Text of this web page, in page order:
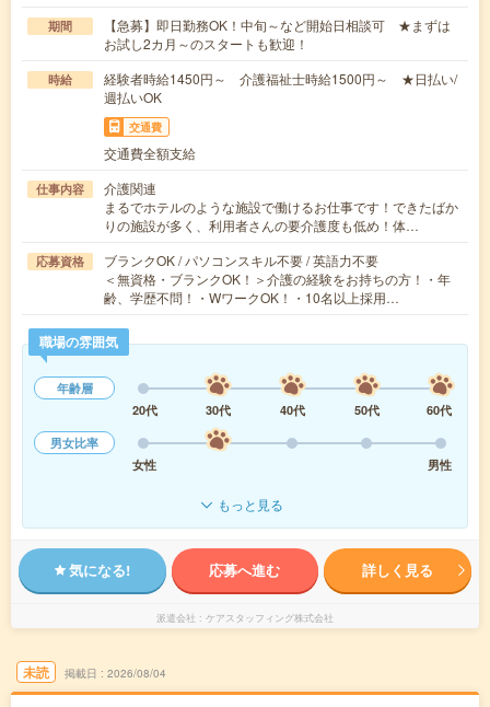
期間
【急募】即日勤務OK！中旬～など開始日相談可 ★まずは
お試し2カ月～のスタートも歓迎！
時給
経験者時給1450円～ 介護福祉士時給1500円～ ★日払い/
週払いOK
交通費
交通費全額支給
仕事内容
介護関連
まるでホテルのような施設で働けるお仕事です！できたばか
りの施設が多く、利用者さんの要介護度も低め！体…
応募資格
ブランクOK / パソコンスキル不要 / 英語力不要
＜無資格・ブランクOK！＞介護の経験をお持ちの方！・年
齢、学歴不問！・WワークOK！・10名以上採用…
職場の雰囲気
年齢層
20代
30代 40代 50代
60代
男女比率
女性
男性
もっと見る
気になる! 応募へ進む 詳しく見る
派遣会社 ケアスタッフィング株式会社
未読 掲載日 2026/08/04